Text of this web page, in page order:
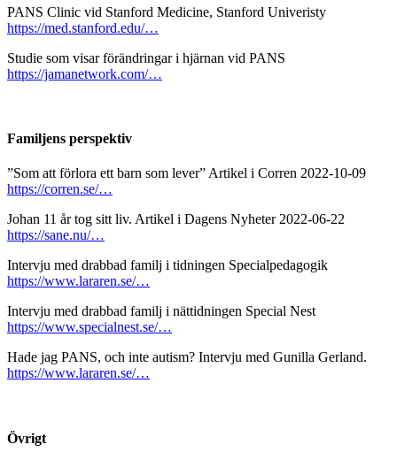
PANS Clinic vid Stanford Medicine, Stanford Univeristy
https://med.stanford.edu/…
Studie som visar förändringar i hjärnan vid PANS
https://jamanetwork.com/…
Familjens perspektiv
”Som att förlora ett barn som lever” Artikel i Corren 2022-10-09
https://corren.se/…
Johan 11 år tog sitt liv. Artikel i Dagens Nyheter 2022-06-22
https://sane.nu/…
Intervju med drabbad familj i tidningen Specialpedagogik
https://www.lararen.se/…
Intervju med drabbad familj i nättidningen Special Nest
https://www.specialnest.se/…
Hade jag PANS, och inte autism? Intervju med Gunilla Gerland.
https://www.lararen.se/…
Övrigt